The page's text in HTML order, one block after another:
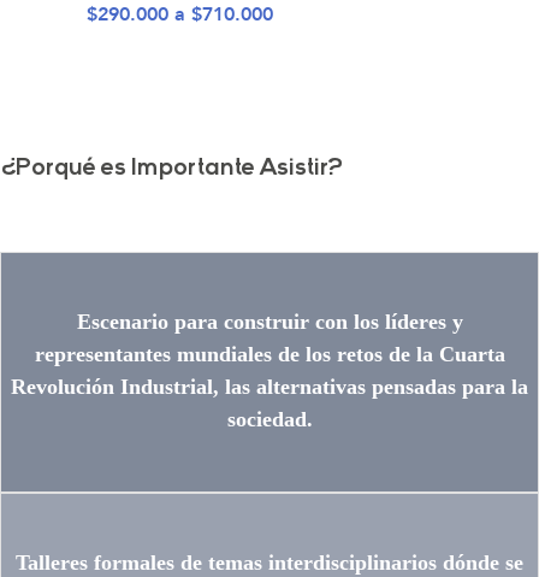
$290.000 a $710.000
¿Porqué es Importante Asistir?
Escenario para construir con los líderes y
representantes mundiales de los retos de la Cuarta
Revolución Industrial, las alternativas pensadas para la
sociedad.
Talleres formales de temas interdisciplinarios dónde se